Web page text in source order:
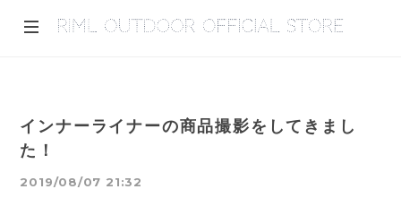
インナーライナーの商品撮影をしてきまし
た！
2019/08/07 21:32